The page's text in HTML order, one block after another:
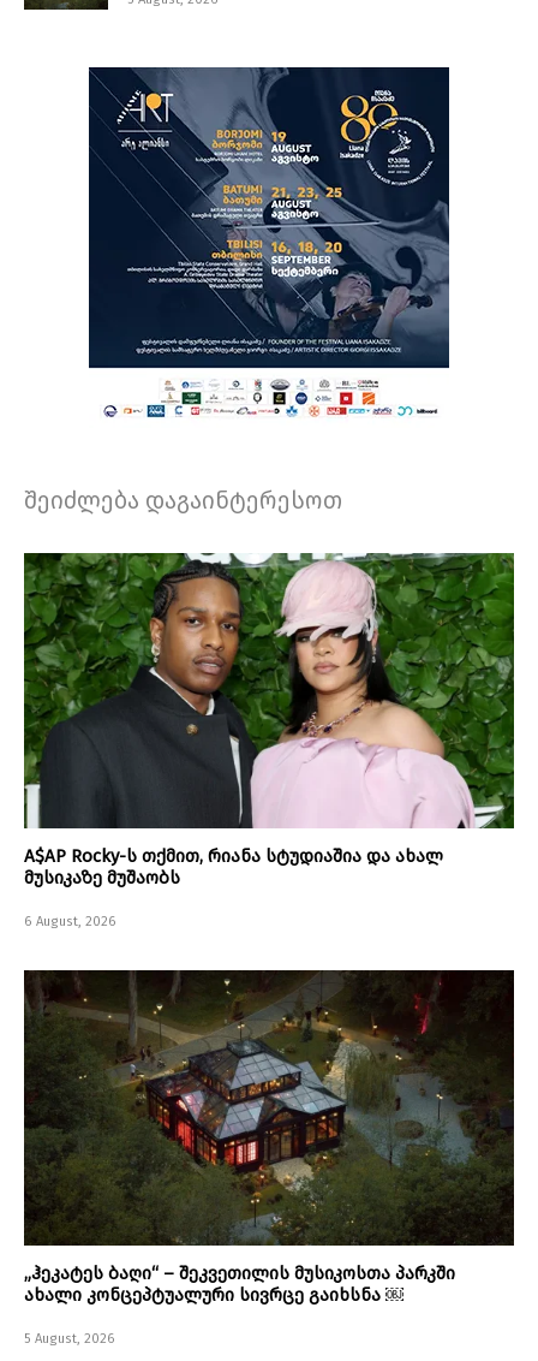
შეიძლება დაგაინტერესოთ
A$AP Rocky-ს თქმით, რიანა სტუდიაშია და ახალ
მუსიკაზე მუშაობს
6 August, 2026
„ჰეკატეს ბაღი“ – შეკვეთილის მუსიკოსთა პარკში
ახალი კონცეპტუალური სივრცე გაიხსნა ￼
5 August, 2026